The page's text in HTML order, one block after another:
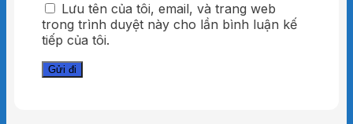
Lưu tên của tôi, email, và trang web
trong trình duyệt này cho lần bình luận kế
tiếp của tôi.